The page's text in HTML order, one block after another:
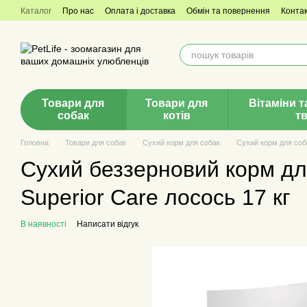
Перейти до основного контенту
Каталог Про нас Оплата і доставка Обмін та повернення
Товари для
собак
Товари для
котів
Вітаміни
Головна Товари для собак Сухий корм для собак Сухий корм для
Сухий беззерновий корм
Superior Care лосось 17 кг
В наявності Написати відгук